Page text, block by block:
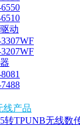
动
线产品
转TPUNB无线数